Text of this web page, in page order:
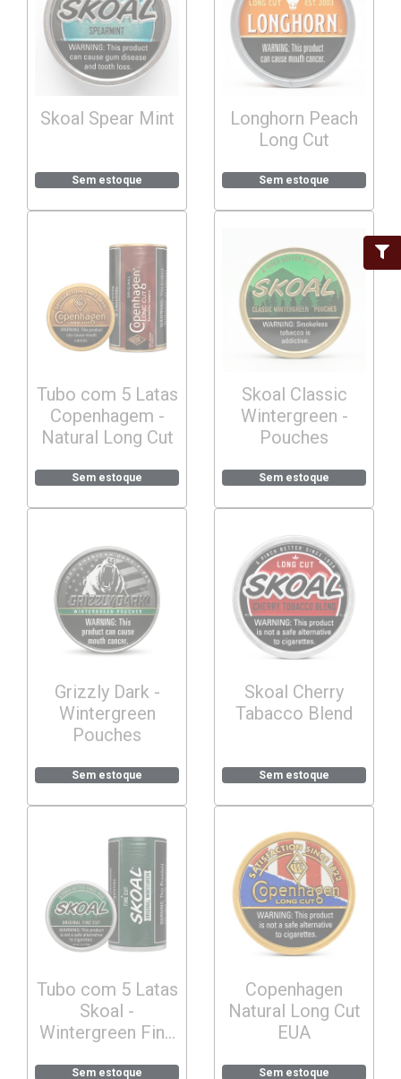
Skoal Spear Mint
Sem estoque
Longhorn Peach
Long Cut
Sem estoque
Tubo com 5 Latas
Copenhagem -
Natural Long Cut
Sem estoque
Skoal Classic
Wintergreen -
Pouches
Sem estoque
Grizzly Dark -
Wintergreen
Pouches
Sem estoque
Skoal Cherry
Tabacco Blend
Sem estoque
Tubo com 5 Latas
Skoal -
Wintergreen Fine
Sem estoque
Copenhagen
Natural Long Cut
EUA
Sem estoque